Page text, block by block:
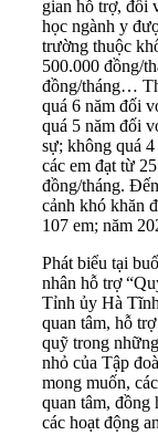
gian hỗ trợ, đối
học ngành y
trường thuộc
500.000 đồng/
đồng/tháng…
quá 6 năm đối
quá 5 năm đối
sự; không quá
các em đạt từ
đồng/tháng.
cảnh khó khăn
107 em; năm
Phát biểu tại
nhân hỗ trợ
Tỉnh ủy Hà
quan tâm, hỗ
quỹ trong
nhỏ của Tập
mong muốn,
quan tâm, đồng
các hoạt động